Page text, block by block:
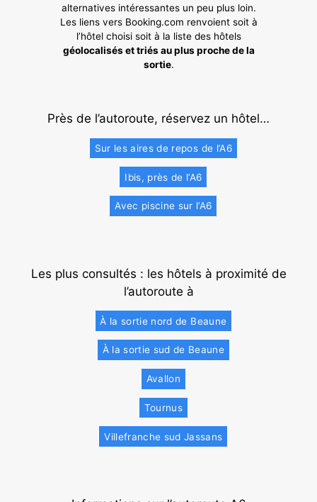
alternatives intéressantes un peu plus loin.
Les liens vers Booking.com renvoient soit à
l’hôtel choisi soit à la liste des hôtels
géolocalisés et triés au plus proche de la
sortie.
Près de l’autoroute, réservez un hôtel…
Sur les aires de repos de l’A6
Ibis, près de l’A6
Avec piscine sur l’A6
Les plus consultés : les hôtels à proximité de
l’autoroute à
À la sortie nord de Beaune
À la sortie sud de Beaune
Avallon
Tournus
Villefranche sud Jassans